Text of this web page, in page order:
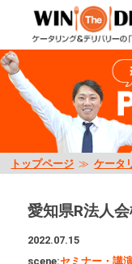
トップページ ≫ケータ
愛知県R法人
2022.07.15
scene:セミナー・講